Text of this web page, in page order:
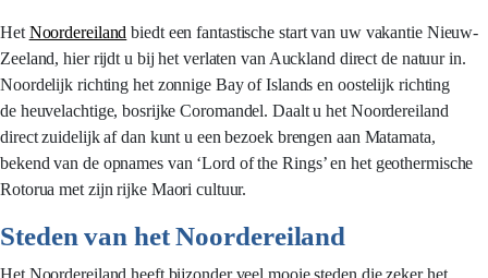
Het Noordereiland biedt een fantastische start van uw vakantie Nieuw-
Zeeland, hier rijdt u bij het verlaten van Auckland direct de natuur in.
Noordelijk richting het zonnige Bay of Islands en oostelijk richting
de heuvelachtige, bosrijke Coromandel. Daalt u het Noordereiland
direct zuidelijk af dan kunt u een bezoek brengen aan Matamata,
bekend van de opnames van ‘Lord of the Rings’ en het geothermische
Rotorua met zijn rijke Maori cultuur.
Steden van het Noordereiland
Het Noordereiland heeft bijzonder veel mooie steden die zeker het